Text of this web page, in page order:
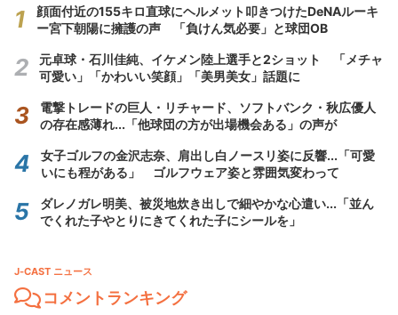
顔面付近の155キロ直球にヘルメット叩きつけたDeNAルーキ
ー宮下朝陽に擁護の声 「負けん気必要」と球団OB
元卓球・石川佳純、イケメン陸上選手と2ショット 「メチャ
可愛い」「かわいい笑顔」「美男美女」話題に
電撃トレードの巨人・リチャード、ソフトバンク・秋広優人
の存在感薄れ...「他球団の方が出場機会ある」の声が
女子ゴルフの金沢志奈、肩出し白ノースリ姿に反響...「可愛
いにも程がある」 ゴルフウェア姿と雰囲気変わって
ダレノガレ明美、被災地炊き出しで細やかな心遣い...「並ん
でくれた子やとりにきてくれた子にシールを」
J-CAST ニュース
コメントランキング